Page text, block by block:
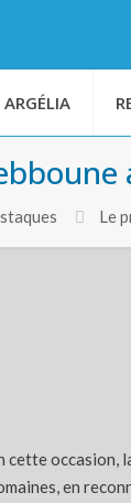
ARGÉLIA
Le
cette
en